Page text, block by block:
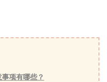
项有哪些？